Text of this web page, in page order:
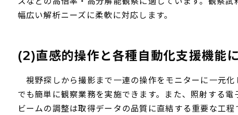
幅広い解析ニーズに柔軟に対応します。
(2)直感的操作と各種自動化支援機能
視野探しから撮影まで一連の操作をモニターに一元
でも簡単に観察業務を実施できます。また、照射する
ビームの調整は取得データの品質に直結する重要な工